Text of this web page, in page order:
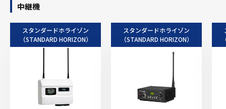
中継機
スタンダードホライゾン
（STANDARD HORIZON）
スタンダードホライゾン
（STANDARD HORIZON）